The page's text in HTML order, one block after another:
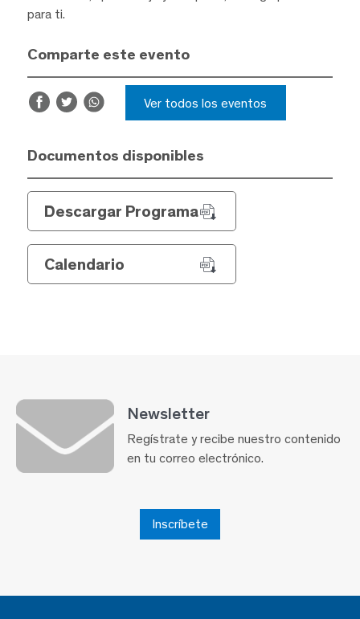
para ti.
Comparte este evento
Ver todos los eventos
Documentos disponibles
Descargar Programa
Calendario
Newsletter
Regístrate y recibe nuestro contenido
en tu correo electrónico.
Inscríbete